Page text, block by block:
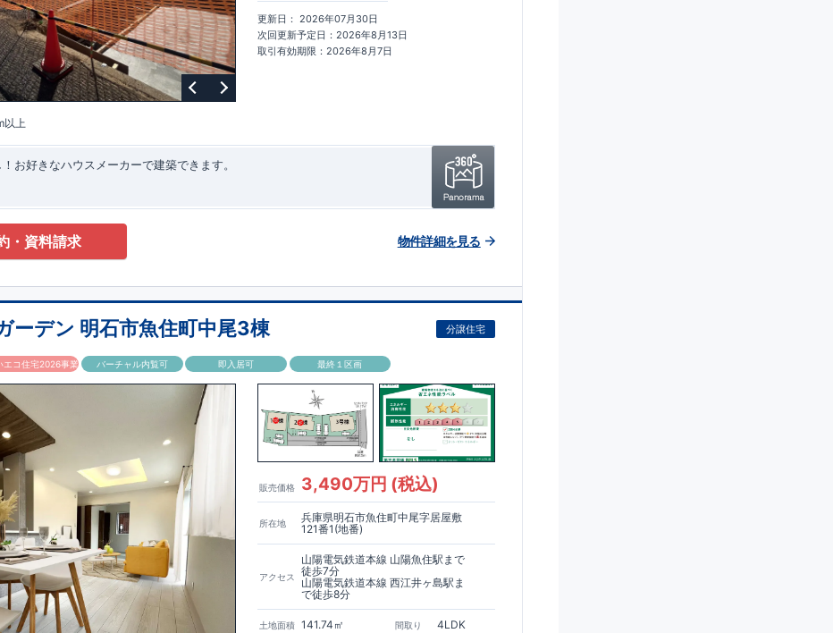
いことで耐風最高等級2を取得しています。
仕入れ、設計、施工、販売、メンテナンスまで、すべてのプロセスに携わって
フターサポートもっと詳しく 快適に暮らすことができる住宅の品質を長
するには、定期的な点検を実施することが重要です。 最大 60年間の保証制度
もちろん、定期点検以外でも万一不具合が発生した際は対応いたします。
更新日： 2026年07月30日
次回更新予定日：2026年8月13日
取引有効期限：2026年8月7日
以上
お好きなハウスメーカーで建築できます。
・資料請求 物件詳細を見る
ーデン 明石市魚住町中尾3棟 分譲住宅
エコ住宅2026事業 バーチャル内覧可 即入居可 最終１区画
販売価格 3,490万円 (税込)
所在地
兵庫県明石市魚住町中尾字居屋敷
121番1(地番)
アクセス
山陽電気鉄道本線 山陽魚住駅まで
徒歩7分
山陽電気鉄道本線 西江井ヶ島駅ま
で徒歩8分
土地面積 141.74㎡ 間取り 4LDK